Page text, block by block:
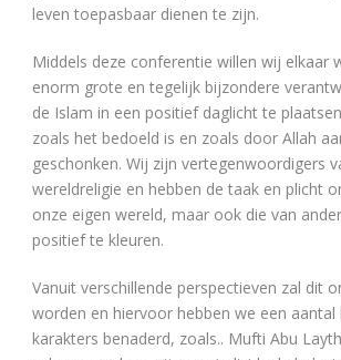
leven toepasbaar dienen te zijn.
Middels deze conferentie willen wij elkaar
enorm grote en tegelijk bijzondere
de Islam in een positief daglicht te
zoals het bedoeld is en zoals door Allah
geschonken. Wij zijn vertegenwoordigers
wereldreligie en hebben de taak en plicht
onze eigen wereld, maar ook die van
positief te kleuren.
Vanuit verschillende perspectieven zal dit
worden en hiervoor hebben we een aantal
karakters benaderd, zoals.. Mufti Abu